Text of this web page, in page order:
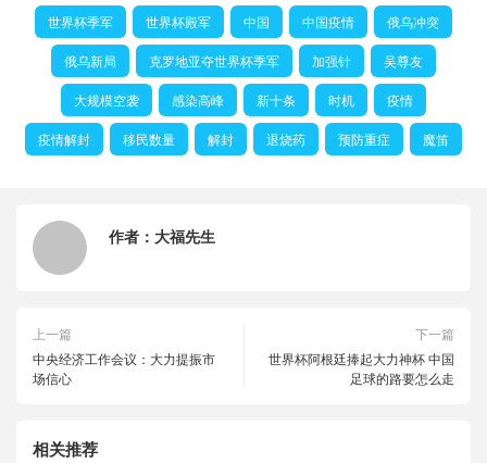
世界杯季军 世界杯殿军 中国 中国疫情 俄乌冲突
俄乌新局 克罗地亚夺世界杯季军 加强针 吴尊友
大规模空袭 感染高峰 新十条 时机 疫情
疫情解封 移民数量 解封 退烧药 预防重症 魔笛
作者： 大福先生
上一篇
中央经济工作会议：大力提振市
场信心
下一篇
世界杯阿根廷捧起大力神杯 中国
足球的路要怎么走
相关推荐